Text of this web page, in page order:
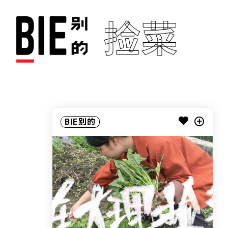
捡菜
BIE别的